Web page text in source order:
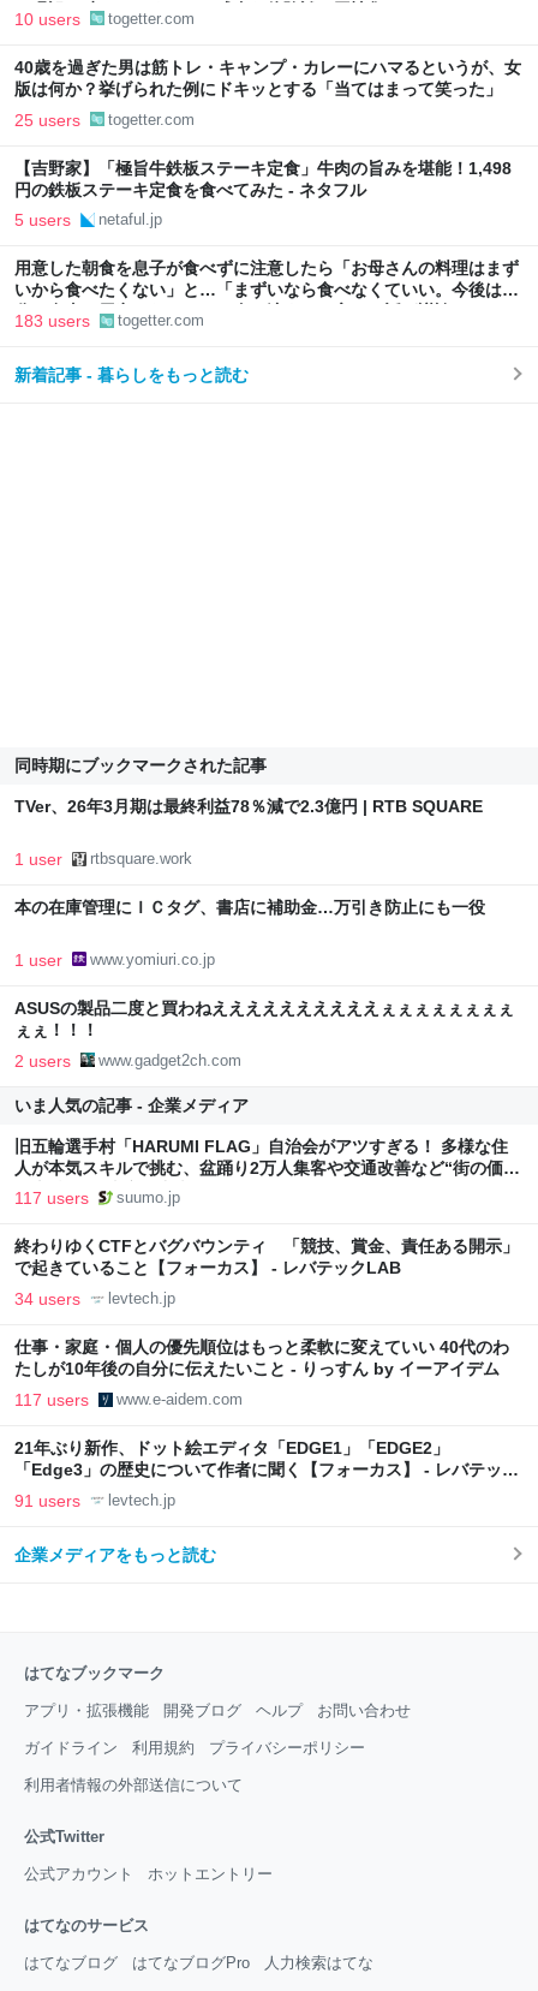
に呪詛を吐かれまくった→残念な体験談に同情集まる
10 users togetter.com
40歳を過ぎた男は筋トレ・キャンプ・カレーにハマるというが、女
版は何か？挙げられた例にドキッとする「当てはまって笑った」
25 users togetter.com
【吉野家】「極旨牛鉄板ステーキ定食」牛肉の旨みを堪能！1,498
円の鉄板ステーキ定食を食べてみた - ネタフル
5 users netaful.jp
用意した朝食を息子が食べずに注意したら「お母さんの料理はまず
いから食べたくない」と…「まずいなら食べなくていい。今後は自
分で食事を用意しなさい。お金は渡す」と言った話が議論に
183 users togetter.com
新着記事 - 暮らしをもっと読む
同時期にブックマークされた記事
TVer、26年3月期は最終利益78％減で2.3億円 | RTB SQUARE
1 user rtbsquare.work
本の在庫管理にＩＣタグ、書店に補助金…万引き防止にも一役
1 user www.yomiuri.co.jp
ASUSの製品二度と買わねええええええええええぇぇぇぇぇぇぇぇ
ぇぇ！！！
2 users www.gadget2ch.com
いま人気の記事 - 企業メディア
旧五輪選手村「HARUMI FLAG」自治会がアツすぎる！ 多様な住
人が本気スキルで挑む、盆踊り2万人集客や交通改善など“街の価値
向上”戦略 東京・中央区
117 users suumo.jp
終わりゆくCTFとバグバウンティ 「競技、賞金、責任ある開示」
で起きていること【フォーカス】 - レバテックLAB
34 users levtech.jp
仕事・家庭・個人の優先順位はもっと柔軟に変えていい 40代のわ
たしが10年後の自分に伝えたいこと - りっすん by イーアイデム
117 users www.e-aidem.com
21年ぶり新作、ドット絵エディタ「EDGE1」「EDGE2」
「Edge3」の歴史について作者に聞く【フォーカス】 - レバテック
LAB
91 users levtech.jp
企業メディアをもっと読む
はてなブックマーク
アプリ・拡張機能 開発ブログ ヘルプ お問い合わせ
ガイドライン 利用規約 プライバシーポリシー
利用者情報の外部送信について
公式Twitter
公式アカウント ホットエントリー
はてなのサービス
はてなブログ はてなブログPro 人力検索はてな